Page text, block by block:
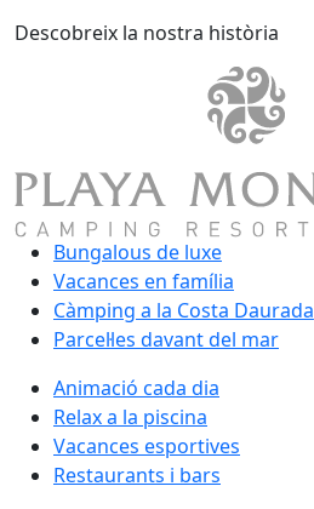
Descobreix la nostra història
Bungalous de luxe
Vacances en família
Càmping a la Costa Daurada
Parcel·les davant del mar
Animació cada dia
Relax a la piscina
Vacances esportives
Restaurants i bars